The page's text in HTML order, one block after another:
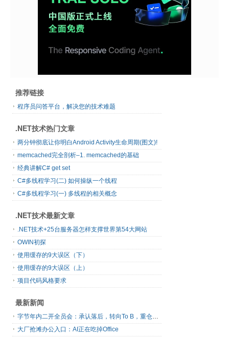
推荐链接
程序员问答平台，解决您的技术难题
.NET技术热门文章
两分钟彻底让你明白Android Activity生命周期(图文)!
memcached完全剖析–1. memcached的基础
经典讲解C# get set
C#多线程学习(二) 如何操纵一个线程
C#多线程学习(一) 多线程的相关概念
.NET技术最新文章
.NET技术+25台服务器怎样支撑世界第54大网站
OWIN初探
使用缓存的9大误区（下）
使用缓存的9大误区（上）
项目代码风格要求
最新新闻
字节年内二开全员会：承认落后，转向To B，重仓年轻人
大厂抢滩办公入口：AI正在吃掉Office